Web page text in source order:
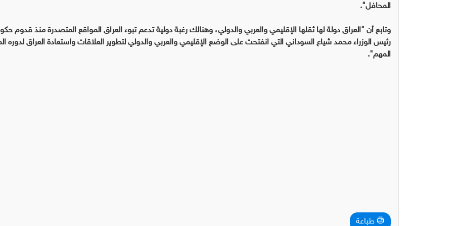
المحافل".
وتابع أن "العراق دولة لها ثقلها الإقليمي والعربي والدولي، وهنالك رغبة دولية تدعم تبوء العراق المواقع المتصدرة منذ قدوم
رئيس الوزراء محمد شياع السوداني التي انفتحت على الوضع الإقليمي والعربي والدولي لتطوير العلاقات واستعادة العراق لدوره
المهم".
طباعة